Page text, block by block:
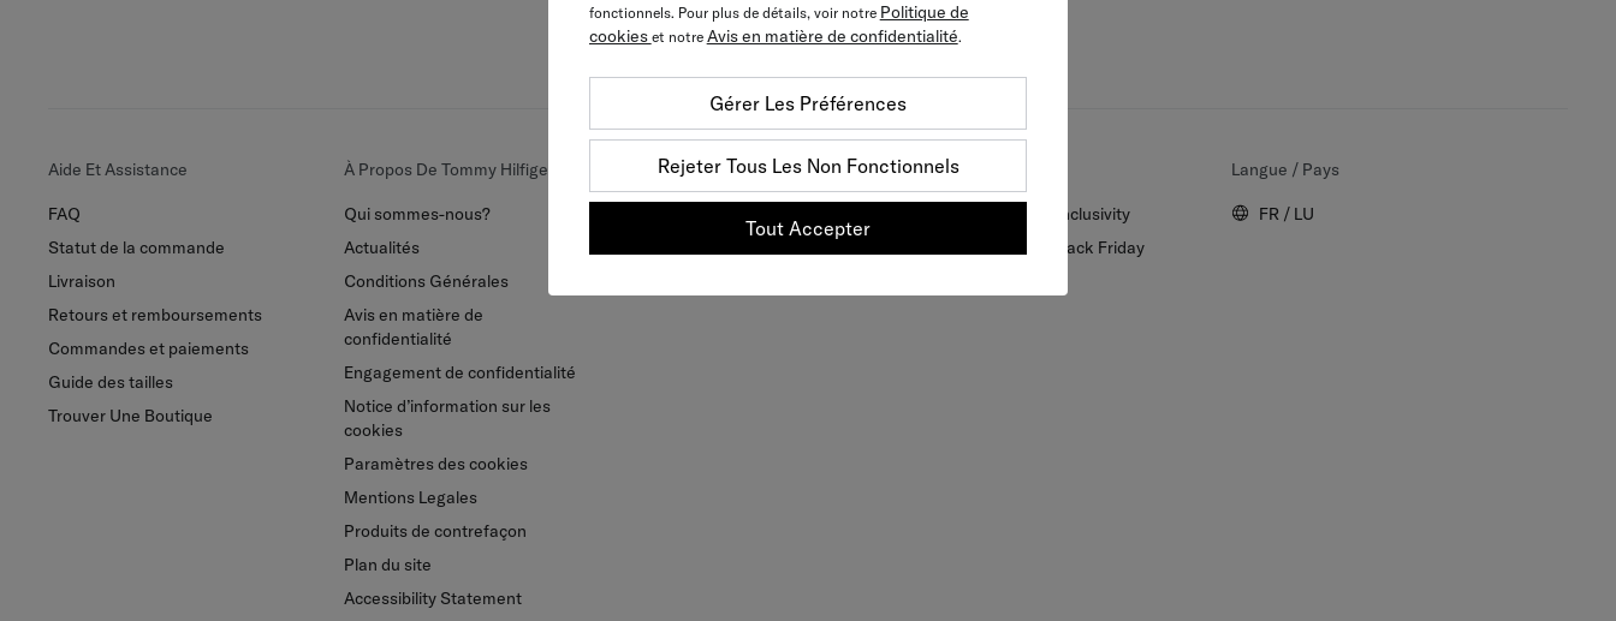
Rejoindre Gratuitement
Aide Et Assistance
FAQ
Statut de la commande
Livraison
Retours et remboursements
Commandes et paiements
Guide des tailles
Trouver Une Boutique
À Propos De Tommy Hilfiger
Qui sommes-nous?
Actualités
Conditions Générales
Avis en matière de
confidentialité
Engagement de confidentialité
Notice d’information sur les
cookies
Paramètres des cookies
Mentions Legales
Produits de contrefaçon
Plan du site
Accessibility Statement
Joignez Vous À Nous Explore
Sustainability & Inclusivity
Tommy Hilfiger Black Friday
Langue / Pays
FR / LU
fonctionnels. Pour plus de détails, voir notre Politique de
cookies et notre Avis en matière de confidentialité.
Rejeter Tous Les Non Fonctionnels
Gérer Les Préférences
Tout Accepter